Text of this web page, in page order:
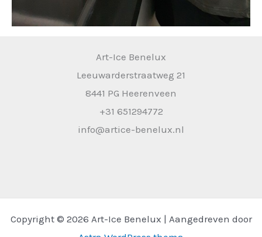
Art-Ice Benelux
Leeuwarderstraatweg 21
8441 PG Heerenveen
+31 651294772
info@artice-benelux.nl
Copyright © 2026 Art-Ice Benelux | Aangedreven door